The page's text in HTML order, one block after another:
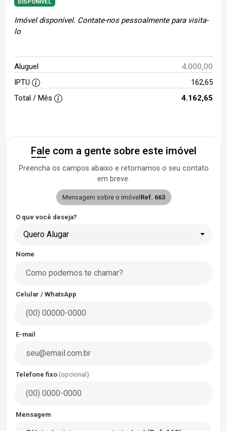
DISPONÍVEL
Imóvel disponível. Contate-nos pessoalmente para visita-
lo
Aluguel 4.000,00
IPTU
162,65
Total / Mês
4.162,65
Fale com a gente sobre este imóvel
Preencha os campos abaixo e retornamos o seu contato
em breve.
Mensagem sobre o imóvel Ref. 663
O que você deseja?
Quero Alugar
Nome
Celular / WhatsApp
E-mail
Telefone fixo (opcional)
Mensagem